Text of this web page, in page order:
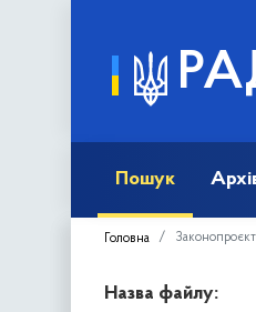
Пошук
Головна
Назва файлу: